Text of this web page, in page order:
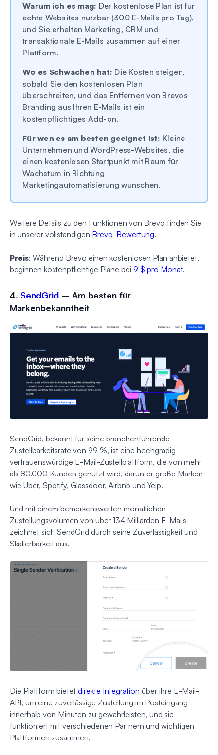
Warum ich es mag: Der kostenlose Plan ist für
echte Websites nutzbar (300 E-Mails pro Tag),
und Sie erhalten Marketing, CRM und
transaktionale E-Mails zusammen auf einer
Plattform.
Wo es Schwächen hat: Die Kosten steigen,
sobald Sie den kostenlosen Plan
überschreiten, und das Entfernen von Brevos
Branding aus Ihren E-Mails ist ein
kostenpflichtiges Add-on.
Für wen es am besten geeignet ist: Kleine
Unternehmen und WordPress-Websites, die
einen kostenlosen Startpunkt mit Raum für
Wachstum in Richtung
Marketingautomatisierung wünschen.
Weitere Details zu den Funktionen von Brevo finden Sie
in unserer vollständigen Brevo-Bewertung.
Preis: Während Brevo einen kostenlosen Plan anbietet,
beginnen kostenpflichtige Pläne bei 9 $ pro Monat.
4. SendGrid – Am besten für
Markenbekanntheit
SendGrid, bekannt für seine branchenführende
Zustellbarkeitsrate von 99 %, ist eine hochgradig
vertrauenswürdige E-Mail-Zustellplattform, die von mehr
als 80.000 Kunden genutzt wird, darunter große Marken
wie Uber, Spotify, Glassdoor, Airbnb und Yelp.
Und mit einem bemerkenswerten monatlichen
Zustellungsvolumen von über 134 Milliarden E-Mails
zeichnet sich SendGrid durch seine Zuverlässigkeit und
Skalierbarkeit aus.
Die Plattform bietet direkte Integration über ihre E-Mail-
API, um eine zuverlässige Zustellung im Posteingang
innerhalb von Minuten zu gewährleisten, und sie
funktioniert mit verschiedenen Partnern und wichtigen
Plattformen zusammen.